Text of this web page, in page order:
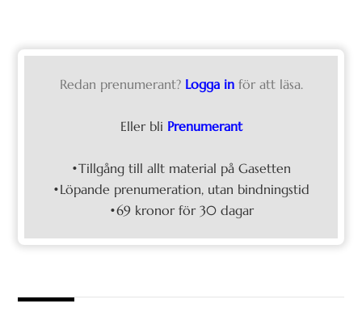
Redan prenumerant? Logga in för att läsa.
Eller bli Prenumerant
•Tillgång till allt material på Gasetten
•Löpande prenumeration, utan bindningstid
•69 kronor för 30 dagar